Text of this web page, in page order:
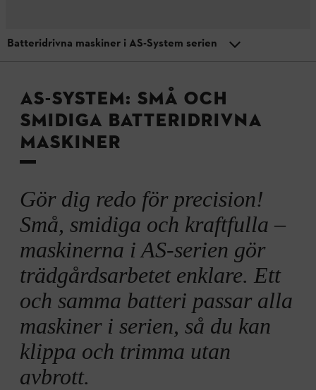
STIHL batteridriven teknik
AS-SYSTEM: SMÅ OCH
SMIDIGA BATTERIDRIVNA
MASKINER
Gör dig redo för precision!
Små, smidiga och kraftfulla –
maskinerna i AS-serien gör
trädgårdsarbetet enklare. Ett
och samma batteri passar alla
maskiner i serien, så du kan
klippa och trimma utan
avbrott.
Batteridrivna maskiner i AS-System serien
Fördelar med AS-System
Video: Batteridriven teknik från STIHL
Batterier i AS-System
Batteridrivna maskiner i AS-System serien
Användningsområden för AS-System
Drifttider för AS-System